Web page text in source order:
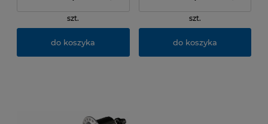
szt.
do koszyka
szt.
do koszyka